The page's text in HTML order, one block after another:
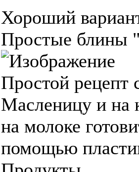
Хороший
Простые блины
Простой рецепт
Масленицу и на
на молоке
помощью